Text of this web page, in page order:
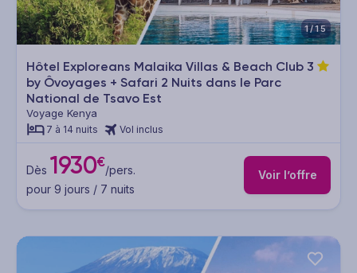
1/15
Hôtel Exploreans Malaika Villas & Beach Club 3
by Ôvoyages + Safari 2 Nuits dans le Parc
National de Tsavo Est
Voyage Kenya
7 à 14 nuits Vol inclus
Dès 1930€/pers.
pour 9 jours / 7 nuits
Voir l’offre